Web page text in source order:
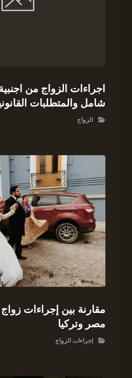
اجراءات الزواج من
شامل والمتطلبات
الزواج
مقارنة بين إجراءات
مصر وتركيا
إجراءات الزواج